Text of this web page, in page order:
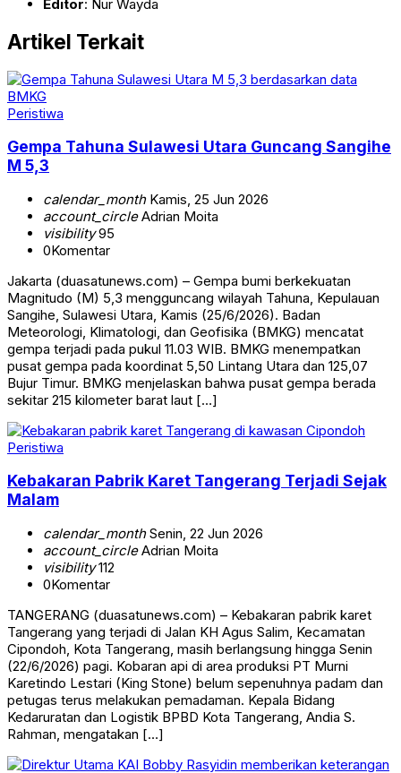
Editor: Nur Wayda
Artikel Terkait
Peristiwa
Gempa Tahuna Sulawesi Utara Guncang Sangihe
M 5,3
calendar_monthKamis, 25 Jun 2026
account_circleAdrian Moita
visibility95
0Komentar
Jakarta (duasatunews.com) – Gempa bumi berkekuatan
Magnitudo (M) 5,3 mengguncang wilayah Tahuna, Kepulauan
Sangihe, Sulawesi Utara, Kamis (25/6/2026). Badan
Meteorologi, Klimatologi, dan Geofisika (BMKG) mencatat
gempa terjadi pada pukul 11.03 WIB. BMKG menempatkan
pusat gempa pada koordinat 5,50 Lintang Utara dan 125,07
Bujur Timur. BMKG menjelaskan bahwa pusat gempa berada
sekitar 215 kilometer barat laut […]
Peristiwa
Kebakaran Pabrik Karet Tangerang Terjadi Sejak
Malam
calendar_monthSenin, 22 Jun 2026
account_circleAdrian Moita
visibility112
0Komentar
TANGERANG (duasatunews.com) – Kebakaran pabrik karet
Tangerang yang terjadi di Jalan KH Agus Salim, Kecamatan
Cipondoh, Kota Tangerang, masih berlangsung hingga Senin
(22/6/2026) pagi. Kobaran api di area produksi PT Murni
Karetindo Lestari (King Stone) belum sepenuhnya padam dan
petugas terus melakukan pemadaman. Kepala Bidang
Kedaruratan dan Logistik BPBD Kota Tangerang, Andia S.
Rahman, mengatakan […]